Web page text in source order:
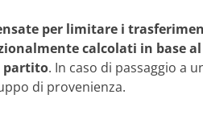
per limitare i
calcolati in base
partito. In caso di passaggio a
di provenienza.